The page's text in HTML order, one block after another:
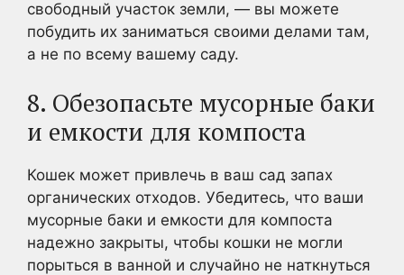
свободный участок земли, — вы можете
побудить их заниматься своими делами там,
а не по всему вашему саду.
8. Обезопасьте мусорные баки
и емкости для компоста
Кошек может привлечь в ваш сад запах
органических отходов. Убедитесь, что ваши
мусорные баки и емкости для компоста
надежно закрыты, чтобы кошки не могли
порыться в ванной и случайно не наткнуться